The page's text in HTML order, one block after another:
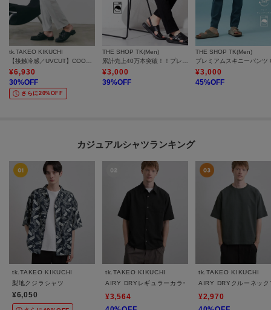
tk.TAKEO KIKUCHI
¥6,930
30%OFF
さらに20%OFF
THE SHOP TK(Men)
¥3,000
39%OFF
THE SHOP TK(Men)
¥3,000
45%OFF
カジュアルシャツランキング
tk.TAKEO KIKUCHI
梨地クジラシャツ
¥6,050
tk.TAKEO KIKUCHI
AIRY DRYレギュラーカラーシャツ/吸水速乾/UVカッ
¥3,564
tk.TAKEO KIKUCHI
AIRY DRYクルーネッ
¥2,970